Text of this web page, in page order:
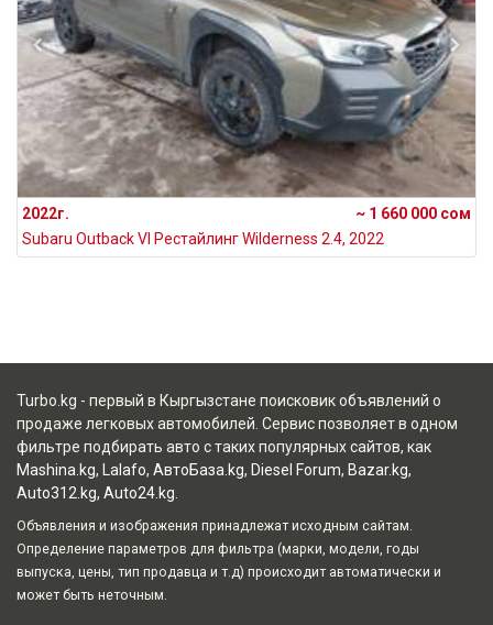
2022г.
~ 1 660 000 сом
Subaru Outback VI Рестайлинг Wilderness 2.4, 2022
Turbo.kg - первый в Кыргызстане поисковик объявлений о
продаже легковых автомобилей. Сервис позволяет в одном
фильтре подбирать авто с таких популярных сайтов, как
Mashina.kg, Lalafo, АвтоБаза.kg, Diesel Forum, Bazar.kg,
Auto312.kg, Auto24.kg
Объявления и изображения принадлежат исходным сайтам.
Определение параметров для фильтра (марки, модели, годы
выпуска, цены, тип продавца и т.д) происходит автоматически и
может быть неточным.